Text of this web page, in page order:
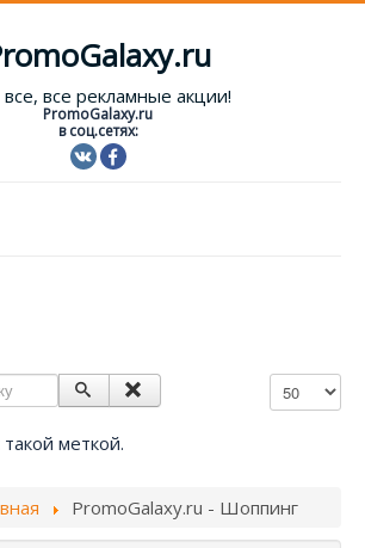
все, все рекламные акции!
PromoGalaxy.ru
в соц.сетях:
Кол-во
меткой.
PromoGalaxy.ru - Шоппинг